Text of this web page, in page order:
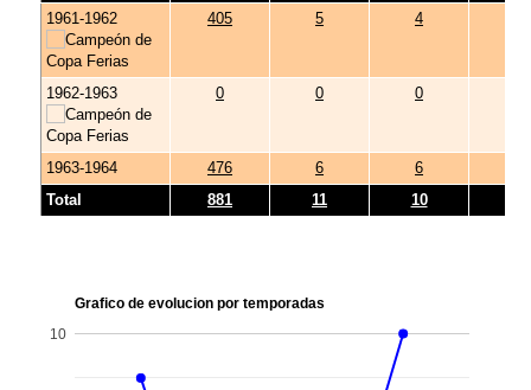
1961-1962
405 5 4
1962-1963 0 0 0
1963-1964 476 6 6
Total
881 11 10
Grafico de evolucion por temporadas
10